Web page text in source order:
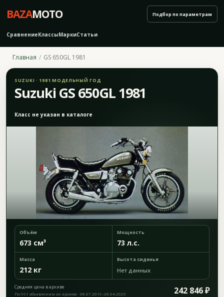
BAZAMOTO
СравнениеКлассыМаркиСтатьи
Подбор по параметрам
Главная GS 650GL 1981
SUZUKI · 1981 МОДЕЛЬНЫЙ ГОД
Suzuki GS 650GL 1981
Класс не указан в каталоге
Объём
673 см³
Мощность
73 л.с.
Масса
212 кг
Высота сиденья
Нет данных
Средняя цена в архиве 242 846 ₽
По 991 объявлению из архива · 08.07.2019–28.04.2025